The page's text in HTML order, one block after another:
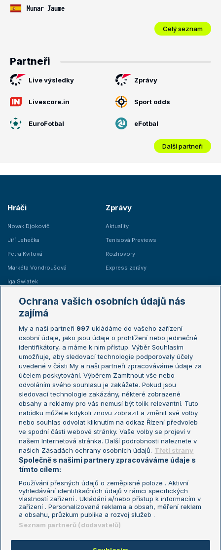
Munar Jaume
Celý seznam
Partneři
Live výsledky Zprávy
Livescore.in Sport odds
EuroFotbal eFotbal
Další partneři
Hráči
Novak Djokovič
Jiří Lehečka
Petra Kvitová
Markéta Vondroušová
Iga Swiatek
Zprávy
Aktuality
Tenisová Previews
Rozhovory
Express zprávy
Žebříčky
Žebříček ATP (muži)
Žebříček WTA (ženy)
Sázkařský žebříček
Australian Open
French Open
Wimbledon
US Open
Turnaj mistrů
Turnaj mistryň
Aktualní trendy
Fotbalové přestupy
Livesport Daily
LS Prague Open
Podmínky užití
Nastavení soukromí
GDPR a žurnalistika
Reklama
Kontakt
Informace o zpracování osobních
údajů
Ochrana vašich osobních údajů nás
zajímá
My a naši partneři 997 ukládáme do vašeho zařízení
osobní údaje, jako jsou údaje o prohlížení nebo jedinečné
identifikátory, a máme k nim přístup. Výběr Souhlasím
umožňuje, aby sledovací technologie podporovaly účely
uvedené v části My a naši partneři zpracováváme údaje za
účelem poskytování. Výběrem Zamítnout vše nebo
odvoláním svého souhlasu je zakážete. Pokud jsou
sledovací technologie zakázány, některé zobrazené
obsahy a reklamy pro vás nemusí být tolik relevantní. Tuto
nabídku můžete kdykoli znovu zobrazit a změnit své volby
nebo souhlas odvolat kliknutím na odkaz Řízení předvoleb
ve spodní části webové stránky. Vaše volby se projeví v
našem Internetová stránka. Další podrobnosti naleznete v
našich Zásadách ochrany osobních údajů. Třetí strany
Společně s našimi partnery zpracováváme údaje s
tímto cílem:
Používání přesných údajů o zeměpisné poloze . Aktivní
vyhledávání identifikačních údajů v rámci specifických
vlastností zařízení . Ukládání a/nebo přístup k informacím v
zařízení . Personalizovaná reklama a obsah, měření reklam
a obsahu, průzkum publika a rozvoj služeb .
Seznam partnerů (dodavatelů)